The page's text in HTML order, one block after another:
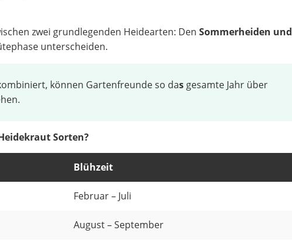
zwei grundlegenden Heidearten: DenSommerheiden und
unterscheiden.
können Gartenfreunde so das gesamte Jahr über
Sorten?
Blühzeit
Februar – Juli
August – September